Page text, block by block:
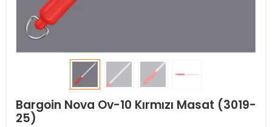
Bargoin Nova Ov-10 Kırmızı Masat (3019-
25)